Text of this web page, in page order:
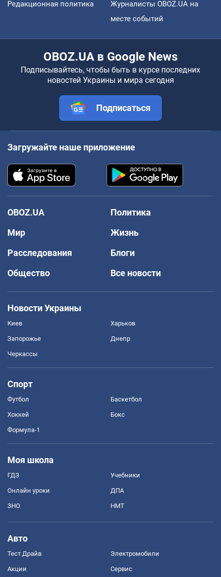
Редакционная политика
Журналисты OBOZ.UA на
месте событий
OBOZ.UA в Google News
Подписывайтесь, чтобы быть в курсе последних
новостей Украины и мира сегодня
Подписаться
Загружайте наше приложение
OBOZ.UA
Политика
Мир
Жизнь
Расследования
Блоги
Общество
Все новости
Новости Украины
Киев Харьков
Запорожье Днепр
Черкассы
Спорт
Футбол Баскетбол
Хоккей Бокс
Формула-1
Моя школа
ГДЗ Учебники
Онлайн уроки ДПА
ЗНО НМТ
Авто
Тест Драйв Электромобили
Акции Сервис